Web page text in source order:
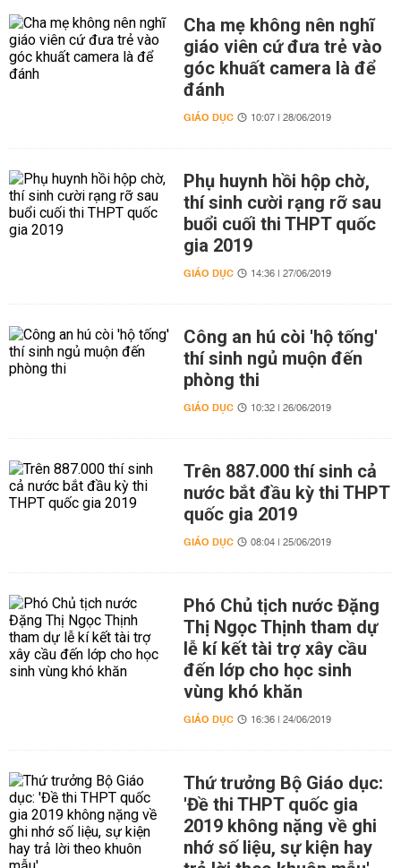
Cha mẹ không nên nghĩ
giáo viên cứ đưa trẻ vào
góc khuất camera là để
đánh
GIÁO DỤC 10:07 | 28/06/2019
Phụ huynh hồi hộp chờ,
thí sinh cười rạng rỡ sau
buổi cuối thi THPT quốc
gia 2019
GIÁO DỤC 14:36 | 27/06/2019
Công an hú còi 'hộ tống'
thí sinh ngủ muộn đến
phòng thi
GIÁO DỤC 10:32 | 26/06/2019
Trên 887.000 thí sinh cả
nước bắt đầu kỳ thi THPT
quốc gia 2019
GIÁO DỤC 08:04 | 25/06/2019
Phó Chủ tịch nước Đặng
Thị Ngọc Thịnh tham dự
lễ kí kết tài trợ xây cầu
đến lớp cho học sinh
vùng khó khăn
GIÁO DỤC 16:36 | 24/06/2019
Thứ trưởng Bộ Giáo dục:
'Đề thi THPT quốc gia
2019 không nặng về ghi
nhớ số liệu, sự kiện hay